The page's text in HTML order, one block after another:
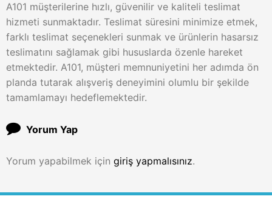
A101 müşterilerine hızlı, güvenilir ve kaliteli teslimat
hizmeti sunmaktadır. Teslimat süresini minimize etmek,
farklı teslimat seçenekleri sunmak ve ürünlerin hasarsız
teslimatını sağlamak gibi hususlarda özenle hareket
etmektedir. A101, müşteri memnuniyetini her adımda ön
planda tutarak alışveriş deneyimini olumlu bir şekilde
tamamlamayı hedeflemektedir.
Yorum Yap
Yorum yapabilmek için giriş yapmalısınız.